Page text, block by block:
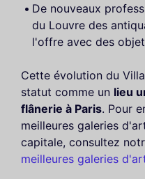
De nouveaux
du Louvre des
l'offre avec des
Cette évolution du
statut comme un lieu
flânerie à Paris. Pour
meilleures galeries
capitale, consultez
meilleures galeries